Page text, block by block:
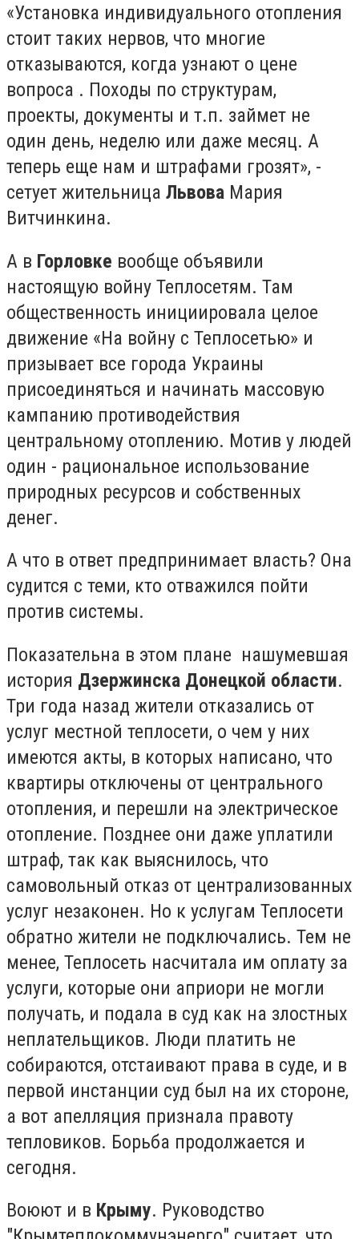
«Установка индивидуального отопления
стоит таких нервов, что многие
отказываются, когда узнают о цене
вопроса . Походы по структурам,
проекты, документы и т.п. займет не
один день, неделю или даже месяц. А
теперь еще нам и штрафами грозят», -
сетует жительница Львова Мария
Витчинкина.
А в Горловке вообще объявили
настоящую войну Теплосетям. Там
общественность инициировала целое
движение «На войну с Теплосетью» и
призывает все города Украины
присоединяться и начинать массовую
кампанию противодействия
центральному отоплению. Мотив у людей
один - рациональное использование
природных ресурсов и собственных
денег.
А что в ответ предпринимает власть? Она
судится с теми, кто отважился пойти
против системы.
Показательна в этом плане нашумевшая
история Дзержинска Донецкой области.
Три года назад жители отказались от
услуг местной теплосети, о чем у них
имеются акты, в которых написано, что
квартиры отключены от центрального
отопления, и перешли на электрическое
отопление. Позднее они даже уплатили
штраф, так как выяснилось, что
самовольный отказ от централизованных
услуг незаконен. Но к услугам Теплосети
обратно жители не подключались. Тем не
менее, Теплосеть насчитала им оплату за
услуги, которые они априори не могли
получать, и подала в суд как на злостных
неплательщиков. Люди платить не
собираются, отстаивают права в суде, и в
первой инстанции суд был на их стороне,
а вот апелляция признала правоту
тепловиков. Борьба продолжается и
сегодня.
Воюют и в Крыму. Руководство